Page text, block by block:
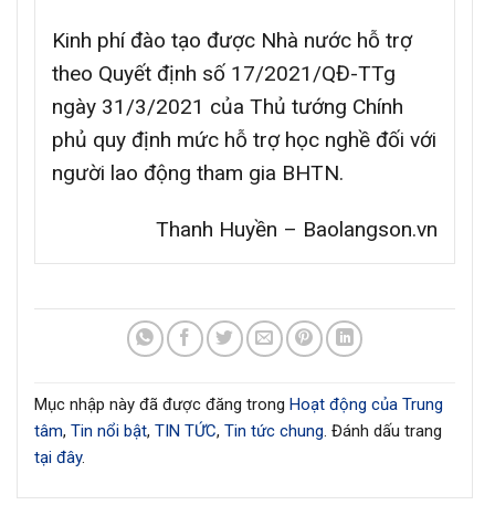
Kinh phí đào tạo được Nhà nước hỗ trợ
theo Quyết định số 17/2021/QĐ-TTg
ngày 31/3/2021 của Thủ tướng Chính
phủ quy định mức hỗ trợ học nghề đối với
người lao động tham gia BHTN.
Thanh Huyền – Baolangson.vn
Mục nhập này đã được đăng trong Hoạt động của Trung
tâm, Tin nổi bật, TIN TỨC, Tin tức chung. Đánh dấu trang
tại đây.